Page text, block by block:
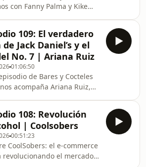
y feliz sin trabarte la lengua.
y coméntanos: ¿has proba
con Fanny Palma y Kike
que durante ya 11 años ha
Baltra Bar, uno de los
más influyentes de la
en CDMX. Hablamos de
hospitalidad, técnica detrás
y cómo se construye una
que va más allá del trago.
menú, sobre el ya clásico
109: El verdadero
Jack Daniel’s y el
No. 7 | Ariana Ruiz
01:06:50
de Bares y Cocteles
acompaña Ariana Ruiz,
su camino en la industria,
inicios en barra hasta
a una de las marcas de
importantes del
sobre:🥃 El origen
del Tennessee Whiskey🔥 El
108: Revolución
| Coolsobers
00:51:23
CoolSobers: el e-commerce
revolucionando el mercado